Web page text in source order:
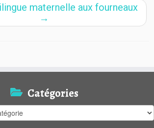
maternelle aux fourneaux
→
Catégories